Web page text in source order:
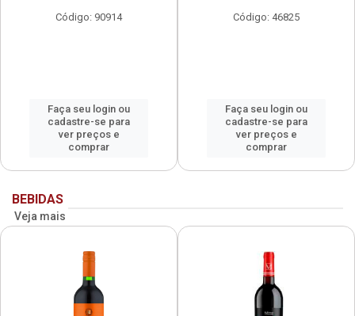
Código: 90914
Faça seu login ou
cadastre-se para
ver preços e
comprar
Código: 46825
Faça seu login ou
cadastre-se para
ver preços e
comprar
BEBIDAS
Veja mais